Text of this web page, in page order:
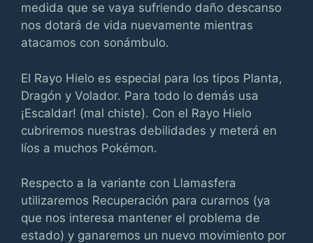
medida que se vaya sufriendo daño descanso
nos dotará de vida nuevamente mientras
atacamos con sonámbulo.
El Rayo Hielo es especial para los tipos Planta,
Dragón y Volador. Para todo lo demás usa
¡Escaldar! (mal chiste). Con el Rayo Hielo
cubriremos nuestras debilidades y meterá en
líos a muchos Pokémon.
Respecto a la variante con Llamasfera
utilizaremos Recuperación para curarnos (ya
que nos interesa mantener el problema de
estado) y ganaremos un nuevo movimiento por